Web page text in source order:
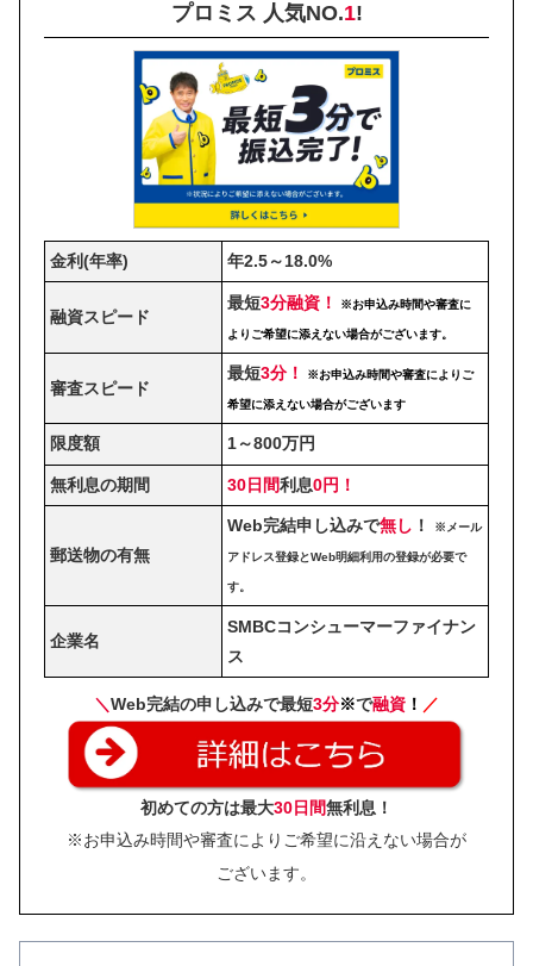
プロミス 人気NO.1!
金利(年率) 年2.5～18.0%
融資スピード
最短3分融資！ ※お申込み時間や審査に
よりご希望に添えない場合がございます。
審査スピード
最短3分！ ※お申込み時間や審査によりご
希望に添えない場合がございます
限度額 1～800万円
無利息の期間 30日間利息0円！
郵送物の有無
Web完結申し込みで無し ！ ※メール
アドレス登録とWeb明細利用の登録が必要で
す。
企業名
SMBCコンシューマーファイナン
ス
＼Web完結の申し込みで最短3分※で融資 ！ ／
初めての方は最大30日間無利息！
※お申込み時間や審査によりご希望に沿えない場合が
ございます。